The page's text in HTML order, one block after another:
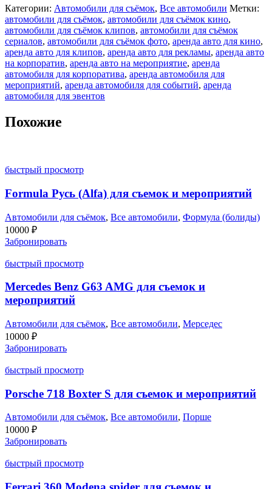
Категории: Автомобили для съёмок, Все автомобили Метки:
автомобили для съёмок, автомобили для съёмок кино,
автомобили для съёмок клипов, автомобили для съёмок
сериалов, автомобили для съёмок фото, аренда авто для кино,
аренда авто для клипов, аренда авто для рекламы, аренда авто
на корпоратив, аренда авто на мероприятие, аренда
автомобиля для корпоратива, аренда автомобиля для
мероприятий, аренда автомобиля для событий, аренда
автомобиля для эвентов
Похожие
быстрый просмотр
Formula Русь (Alfa) для съемок и мероприятий
Автомобили для съёмок, Все автомобили, Формула (болиды)
10000 ₽
Забронировать
быстрый просмотр
Mercedes Benz G63 AMG для съемок и
мероприятий
Автомобили для съёмок, Все автомобили, Мерседес
10000 ₽
Забронировать
быстрый просмотр
Porsche 718 Boxter S для съемок и мероприятий
Автомобили для съёмок, Все автомобили, Порше
10000 ₽
Забронировать
быстрый просмотр